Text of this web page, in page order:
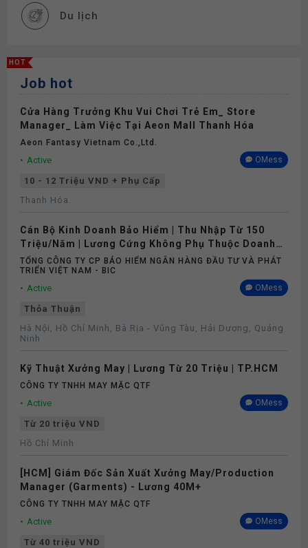
Du lịch
HOT
Job hot
Cửa Hàng Trưởng Khu Vui Chơi Trẻ Em_ Store
Manager_ Làm Việc Tại Aeon Mall Thanh Hóa
Aeon Fantasy Vietnam Co.,ltd.
Active OMess
10 - 12 Triệu VND + Phụ Cấp
Thanh Hóa
Cán Bộ Kinh Doanh Bảo Hiểm | Thu Nhập Từ 150
Triệu/Năm | Lương Cứng Không Phụ Thuộc Doanh
Số
TỔNG CÔNG TY CP BẢO HIỂM NGÂN HÀNG ĐẦU TƯ VÀ PHÁT
TRIỂN VIỆT NAM - BIC
Active OMess
Thỏa Thuận
Hà Nội, Hồ Chí Minh, Bà Rịa - Vũng Tàu, Hải Dương, Quảng
Ninh
Kỹ Thuật Xưởng May | Lương Từ 20 Triệu | TP.HCM
CÔNG TY TNHH MAY MẶC QTF
Active OMess
Từ 20 triệu VND
Hồ Chí Minh
[HCM] Giám Đốc Sản Xuất Xưởng May/Production
Manager (Garments) - Lương 40M+
CÔNG TY TNHH MAY MẶC QTF
Active OMess
Từ 40 triệu VND